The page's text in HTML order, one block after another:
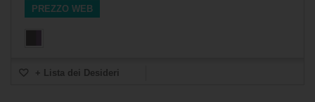
PREZZO WEB
+ Lista dei Desideri